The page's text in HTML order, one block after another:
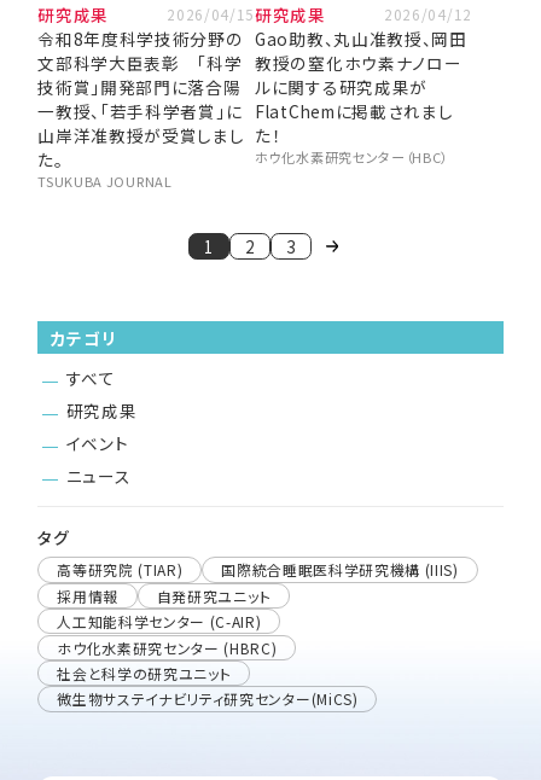
研究成果 2026/04/15
令和8年度科学技術分野の
文部科学大臣表彰 「科学
技術賞」開発部門に落合陽
一教授、「若手科学者賞」に
山岸洋准教授が受賞しまし
た。
TSUKUBA JOURNAL
研究成果 2026/04/12
Gao助教、丸山准教授、岡田
教授の窒化ホウ素ナノロー
ルに関する研究成果が
FlatChemに掲載されまし
た！
ホウ化水素研究センター（HBC）
1 2 3
カテゴリ
すべて
研究成果
イベント
ニュース
タグ
高等研究院 (TIAR)
国際統合睡眠医科学研究機構 (IIIS)
採用情報
自発研究ユニット
人工知能科学センター (C-AIR)
ホウ化水素研究センター (HBRC)
社会と科学の研究ユニット
微生物サステイナビリティ研究センター(MiCS)